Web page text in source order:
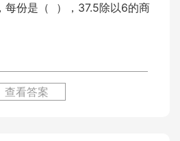
每份是（ ），37.5除以6的商
查看答案